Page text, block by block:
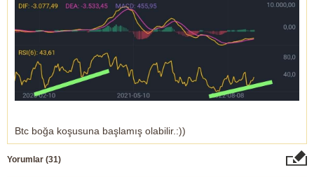
Btc boğa koşusuna başlamış olabilir.:))
Yorumlar (31)